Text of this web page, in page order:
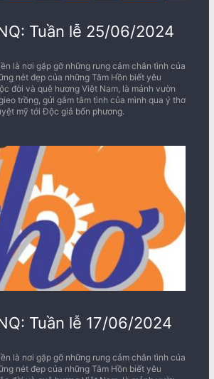
Tuần lễ 25/06/2024
là nơi gặp gỡ những rung cảm chân tình của
nét đẹp của những Tâm Hồn biết yêu
đời và quê hương Việt Nam, là mảnh vườn
trồng, gửi gắm tâm tình của mình qua ý thơ
mỹ tới Độc giả bốn phương.
Tuần lễ 17/06/2024
là nơi gặp gỡ những rung cảm chân tình của
nét đẹp của những Tâm Hồn biết yêu